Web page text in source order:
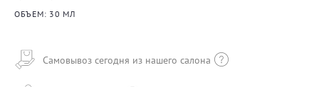
ОБЪЕМ: 30 МЛ
Самовывоз сегодня из нашего салона